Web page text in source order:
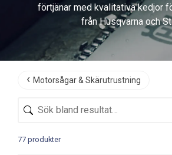
förtjänar med kvalitativa kedjor
från Husqvarna och
Motorsågar & Skärutrustning
77 produkter